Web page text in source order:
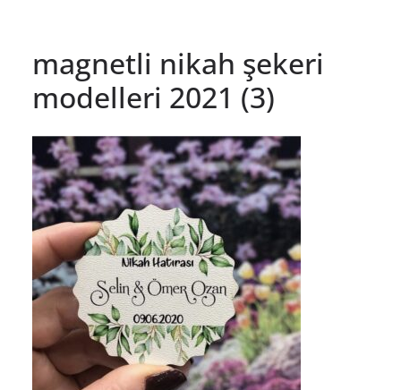
magnetli nikah şekeri
modelleri 2021 (3)